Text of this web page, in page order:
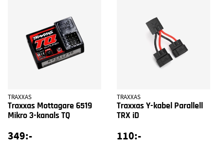
TRAXXAS
Traxxas Mottagare 6519
Mikro 3-kanals TQ
349:-
TRAXXAS
Traxxas Y-kabel Parallell
TRX iD
110:-